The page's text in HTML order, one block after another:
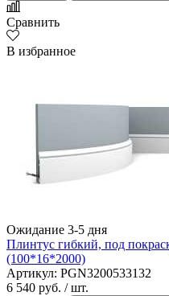
Сравнить
В избранное
Ожидание 3-5 дня
Плинтус гибкий, под
(100*16*2000)
Артикул: PGN3200533132
6 540 руб. / шт.